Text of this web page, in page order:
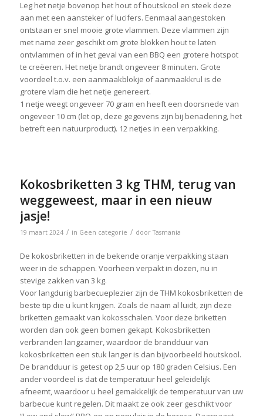
Leg het netje bovenop het hout of houtskool en steek deze
aan met een aansteker of lucifers. Eenmaal aangestoken
ontstaan er snel mooie grote vlammen. Deze vlammen zijn
met name zeer geschikt om grote blokken hout te laten
ontvlammen of in het geval van een BBQ een grotere hotspot
te creëeren. Het netje brandt ongeveer 8 minuten. Grote
voordeel t.o.v. een aanmaakblokje of aanmaakkrul is de
grotere vlam die het netje genereert.
1 netje weegt ongeveer 70 gram en heeft een doorsnede van
ongeveer 10 cm (let op, deze gegevens zijn bij benadering, het
betreft een natuurproduct). 12 netjes in een verpakking.
Kokosbriketten 3 kg THM, terug van
weggeweest, maar in een nieuw
jasje!
19 maart 2024 / in Geen categorie / doorTasmania
De kokosbriketten in de bekende oranje verpakking staan
weer in de schappen. Voorheen verpakt in dozen, nu in
stevige zakken van 3 kg.
Voor langdurig barbecueplezier zijn de THM kokosbriketten de
beste tip die u kunt krijgen. Zoals de naam al luidt, zijn deze
briketten gemaakt van kokosschalen. Voor deze briketten
worden dan ook geen bomen gekapt. Kokosbriketten
verbranden langzamer, waardoor de brandduur van
kokosbriketten een stuk langer is dan bijvoorbeeld houtskool.
De brandduur is getest op 2,5 uur op 180 graden Celsius. Een
ander voordeel is dat de temperatuur heel geleidelijk
afneemt, waardoor u heel gemakkelijk de temperatuur van uw
barbecue kunt regelen. Dit maakt ze ook zeer geschikt voor